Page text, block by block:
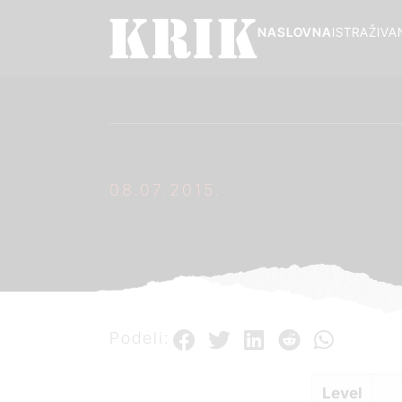
NASLOVNA
08.07.2015.
Podeli:
Level